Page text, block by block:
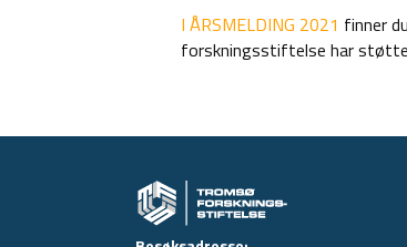
I ÅRSMELDING 2021 finner
forskningsstiftelse har